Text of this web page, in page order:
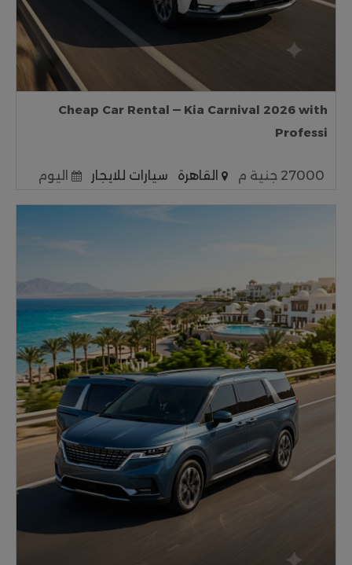
Cheap Car Rental — Kia Carnival 2026 with
Professi
27000 جنية م القاهرة سيارات للايجار اليوم